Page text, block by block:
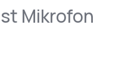
Mikrofon